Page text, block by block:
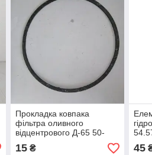
Прокладка ковпака
фільтра оливного
відцентрового Д-65 50-
1404059-Б ЮМЗ
15₴ 45